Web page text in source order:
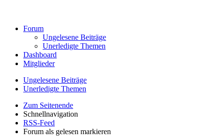
Forum
Ungelesene Beiträge
Unerledigte Themen
Dashboard
Mitglieder
Ungelesene Beiträge
Unerledigte Themen
Zum Seitenende
Schnellnavigation
RSS-Feed
Forum als gelesen markieren